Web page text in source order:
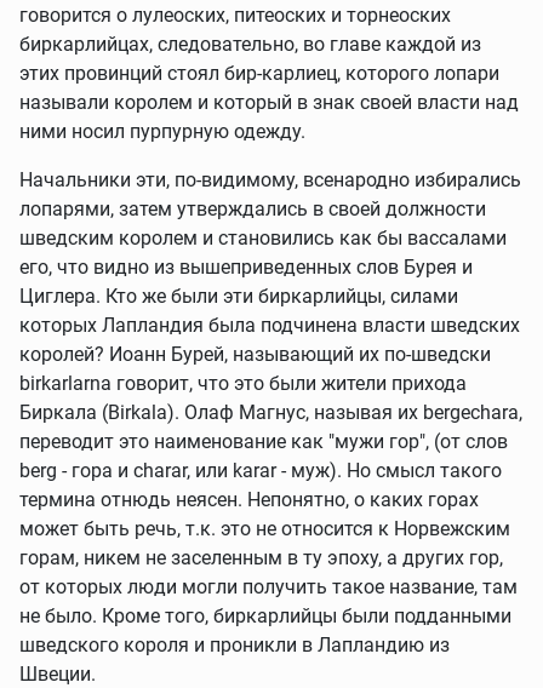
говорится о лулеоских, питеоских и торнеоских
биркарлийцах, следовательно, во главе каждой из
этих провинций стоял бир-карлиец, которого лопари
называли королем и который в знак своей власти над
ними носил пурпурную одежду.
Начальники эти, по-видимому, всенародно избирались
лопарями, затем утверждались в своей должности
шведским королем и становились как бы вассалами
его, что видно из вышеприведенных слов Бурея и
Циглера. Кто же были эти биркарлийцы, силами
которых Лапландия была подчинена власти шведских
королей? Иоанн Бурей, называющий их по-шведски
birkarlarna говорит, что это были жители прихода
Биркала (Birkala). Олаф Магнус, называя их bergechara,
переводит это наименование как "мужи гор", (от слов
berg - гора и charar, или karar - муж). Но смысл такого
термина отнюдь неясен. Непонятно, о каких горах
может быть речь, т.к. это не относится к Норвежским
горам, никем не заселенным в ту эпоху, а других гор,
от которых люди могли получить такое название, там
не было. Кроме того, биркарлийцы были подданными
шведского короля и проникли в Лапландию из
Швеции.